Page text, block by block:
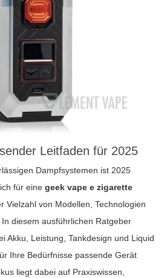
Leitfaden für 2025
Dampfsystemen ist 2025
für eine geek vape e zigarette
Vielzahl von Modellen, Technologien
diesem ausführlichen Ratgeber
Akku, Leistung, Tankdesign und Liquid
Ihre Bedürfnisse passende Gerät
liegt dabei auf Praxiswissen,